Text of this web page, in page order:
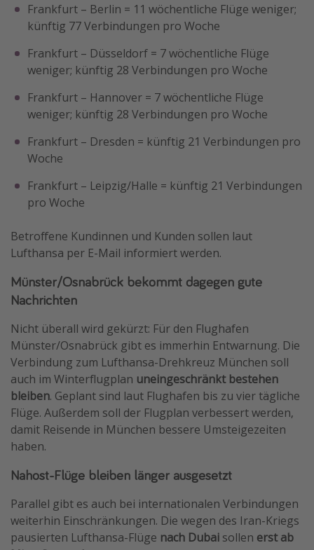
Frankfurt – Berlin = 11 wöchentliche Flüge weniger;
künftig 77 Verbindungen pro Woche
Frankfurt – Düsseldorf = 7 wöchentliche Flüge
weniger; künftig 28 Verbindungen pro Woche
Frankfurt – Hannover = 7 wöchentliche Flüge
weniger; künftig 28 Verbindungen pro Woche
Frankfurt – Dresden = künftig 21 Verbindungen pro
Woche
Frankfurt – Leipzig/Halle = künftig 21 Verbindungen
pro Woche
Betroffene Kundinnen und Kunden sollen laut
Lufthansa per E-Mail informiert werden.
Münster/Osnabrück bekommt dagegen gute
Nachrichten
Nicht überall wird gekürzt: Für den Flughafen
Münster/Osnabrück gibt es immerhin Entwarnung. Die
Verbindung zum Lufthansa-Drehkreuz München soll
auch im Winterflugplan uneingeschränkt bestehen
bleiben. Geplant sind laut Flughafen bis zu vier tägliche
Flüge. Außerdem soll der Flugplan verbessert werden,
damit Reisende in München bessere Umsteigezeiten
haben.
Nahost-Flüge bleiben länger ausgesetzt
Parallel gibt es auch bei internationalen Verbindungen
weiterhin Einschränkungen. Die wegen des Iran-Kriegs
pausierten Lufthansa-Flüge nach Dubai sollen erst ab